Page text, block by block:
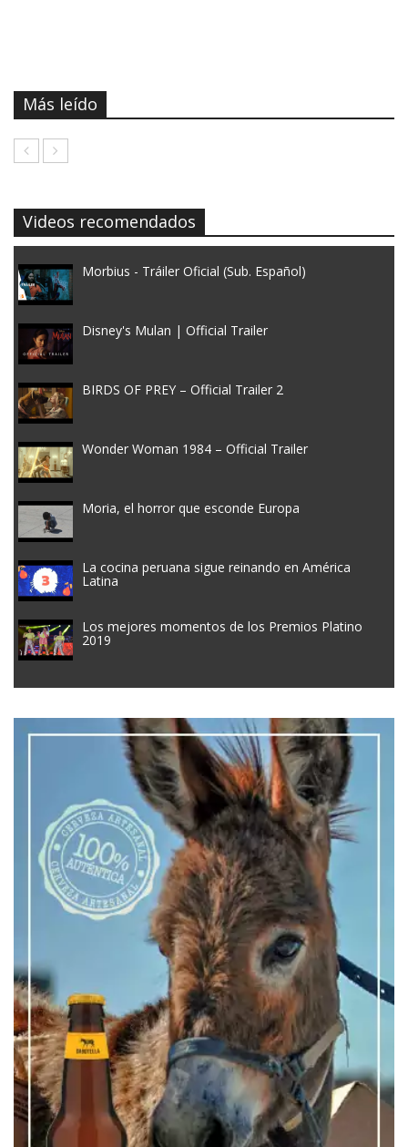
Más leído
Videos recomendados
Morbius - Tráiler Oficial (Sub. Español)
Disney's Mulan | Official Trailer
BIRDS OF PREY – Official Trailer 2
Wonder Woman 1984 – Official Trailer
Moria, el horror que esconde Europa
La cocina peruana sigue reinando en América
Latina
Los mejores momentos de los Premios Platino
2019